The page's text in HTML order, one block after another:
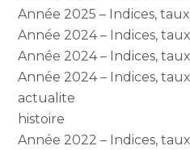
Année 2025 – Indices,
Année 2024 – Indices,
Année 2024 – Indices,
Année 2024 – Indices,
actualite
histoire
Année 2022 – Indices,